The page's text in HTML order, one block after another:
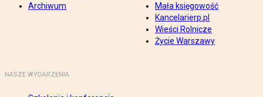
Archiwum
Mała księgowość
Kancelarierp.pl
Wieści Rolnicze
Życie Warszawy
NASZE WYDARZENIA